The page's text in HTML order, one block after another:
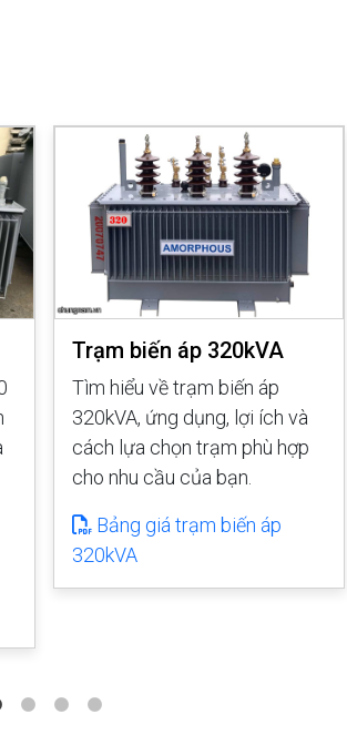
Trạm biến áp 320kVA
Tìm hiểu về trạm biến áp
320kVA, ứng dụng, lợi ích và
cách lựa chọn trạm phù hợp
cho nhu cầu của bạn.
Bảng giá trạm biến áp
320kVA